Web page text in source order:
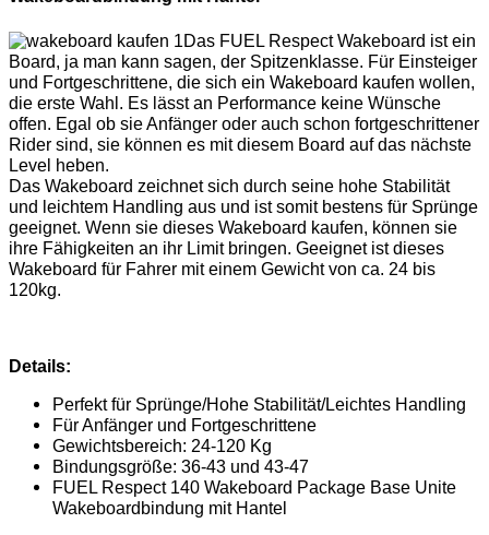
Das FUEL Respect Wakeboard ist ein
Board, ja man kann sagen, der Spitzenklasse. Für Einsteiger
und Fortgeschrittene, die sich ein Wakeboard kaufen wollen,
die erste Wahl. Es lässt an Performance keine Wünsche
offen. Egal ob sie Anfänger oder auch schon fortgeschrittener
Rider sind, sie können es mit diesem Board auf das nächste
Level heben.
Das Wakeboard zeichnet sich durch seine hohe Stabilität
und leichtem Handling aus und ist somit bestens für Sprünge
geeignet. Wenn sie dieses Wakeboard kaufen, können sie
ihre Fähigkeiten an ihr Limit bringen. Geeignet ist dieses
Wakeboard für Fahrer mit einem Gewicht von ca. 24 bis
120kg.
Details:
Perfekt für Sprünge/Hohe Stabilität/Leichtes Handling
Für Anfänger und Fortgeschrittene
Gewichtsbereich: 24-120 Kg
Bindungsgröße: 36-43 und 43-47
FUEL Respect 140 Wakeboard Package Base Unite
Wakeboardbindung mit Hantel